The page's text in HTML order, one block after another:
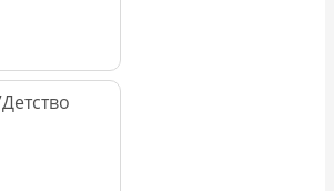
Детство